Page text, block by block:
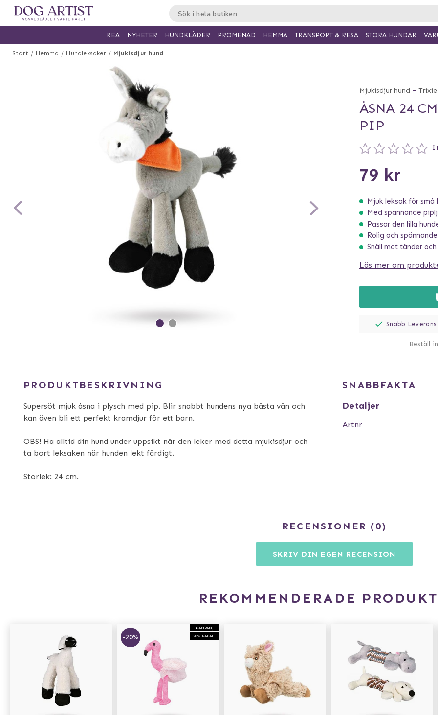
Start Hemma Hundleksaker Mjukisdjur hund
Mjukisdjur hund - Trixie
ÅSNA 24
PIP
79 kr
Mjuk leksak för små
Med spännande
Passar den lilla
Rolig och
Snäll mot tänder
Läs mer om
Snabb Leverans
Beställ
PRODUKTBESKRIVNING
Supersöt mjuk åsna i plysch med pip. Blir snabbt hundens nya bästa vän och
kan även bli ett perfekt kramdjur för ett barn.
OBS! Ha alltid din hund under uppsikt när den leker med detta mjukisdjur och
ta bort leksaken när hunden lekt färdigt.
Storlek: 24 cm.
SNABBFAKTA
Detaljer
Artnr
RECENSIONER 0
SKRIV DIN EGEN RECENSION
REKOMMENDERADE
KAMPANJ
20% RABATT
-20%
REA NYHETER HUNDKLÄDER PROMENAD HEMMA TRANSPORT & RESA STORA HUNDAR